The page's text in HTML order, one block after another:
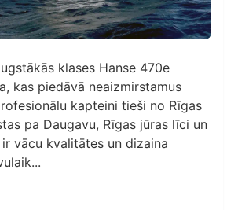
klases Hanse 470e
kas piedāvā neaizmirstamus
kapteini tieši no Rīgas
pa Daugavu, Rīgas jūras līci un
vācu kvalitātes un dizaina